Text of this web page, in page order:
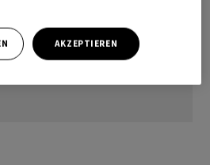
AKZEPTIEREN